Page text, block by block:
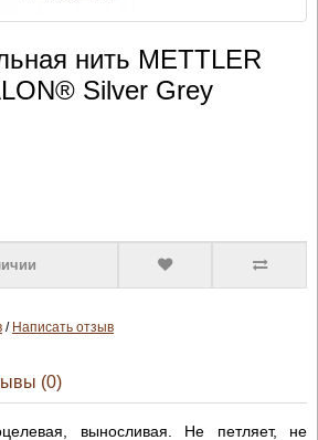
нить METTLER
Silver Grey
/ Написать отзыв
(0)
выносливая. Не петляет, не